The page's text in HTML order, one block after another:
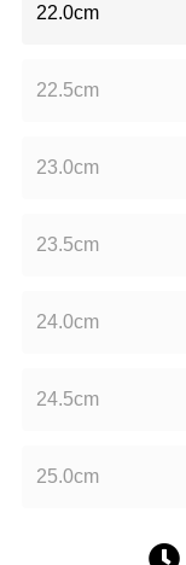
22.0cm
22.5cm
23.0cm
23.5cm
24.0cm
24.5cm
25.0cm